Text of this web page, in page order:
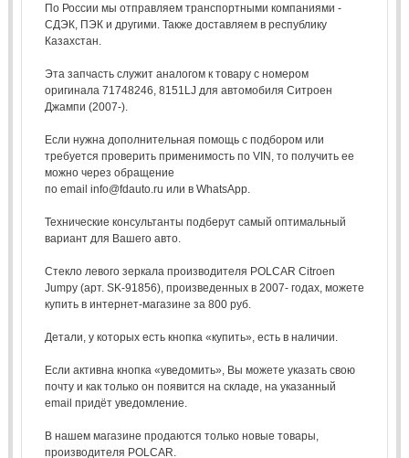
По России мы отправляем транспортными компаниями -
СДЭК, ПЭК и другими. Также доставляем в республику
Казахстан.
Эта запчасть служит аналогом к товару с номером
оригинала 71748246, 8151LJ для автомобиля Ситроен
Джампи (2007-).
Если нужна дополнительная помощь с подбором или
требуется проверить применимость по VIN, то получить ее
можно через обращение
по email info@fdauto.ru или в WhatsApp.
Технические консультанты подберут самый оптимальный
вариант для Вашего авто.
Стекло левого зеркала производителя POLCAR Citroen
Jumpy (арт. SK-91856), произведенных в 2007- годах, можете
купить в интернет-магазине за 800 руб.
Детали, у которых есть кнопка «купить», есть в наличии.
Если активна кнопка «уведомить», Вы можете указать свою
почту и как только он появится на складе, на указанный
email придёт уведомление.
В нашем магазине продаются только новые товары,
производителя POLCAR.